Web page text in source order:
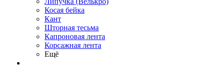
Косая бейка
Кант
Шторная тесьма
Капроновая лента
Корсажная лента
Ещё